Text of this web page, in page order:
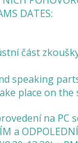
DATES:
část
speaking
place on the
na PC
a